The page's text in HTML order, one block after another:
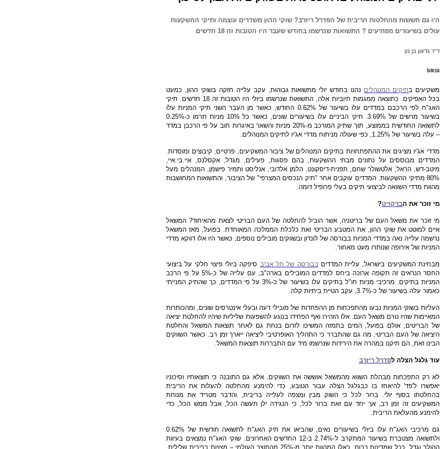
היו גם חששות מהחלטות הריבית של הפדרל ריזרב? שוקי ההון משדרים עוצמה ותיקי ההשקעות
עולים בשיעורים מפתיעים ? התשואות שנרשמו בחודש שעבר היו הטובות זה 18 חדשים
ד"ר גדעון בן נון
5/8/16
משקיעים בתיקים המנוהלים נהנו בחודש יולי מתשואות גבוהות, עקב עלייה חזקה בשוקי ההון, כמעט
בכל האפיקים. כתוצאה ממגמות חיוביות אלה, התשואות שנרשמו ביולי היו הטובות זה 18 חדשים. תיקי
האג"ח לפי הרכבם במדדים עלו בשיעור של 0.62% החודש, כאשר מן העבר השני תיקי המניות עלו
בשיעור מרשים של 3.69%. תיקי הביניים עלו בשיעורים שונים, כאשר כל 10% מניות תרמו כ-0.25%
לתשואה החודשית בממוצע, תוך שתיק המורכב מ-20% מניות והשאר באיגרות חוב על פי הרכבן במדד
– עלה בשיעור של 1.25%, כפי שעולה מניתוח מדדי אג'יו לתיקים המנוהלים.
מדדי אג'יו מציגים את ההתפתחויות בתיקים המנוהלים של ציבור המשקיעים, פרטיים, קיבוצים ומוסדות.
המדדים מבוססים על נתונים מבתי ההשקעות, בהם פסגות, פעילים, מגדל, אקסלנס, איי.בי.איי,
מיטב-דש, הראל, אלטשולר שחם, תפנית-דיסקונט, הלמן אלדובי, אנליסט ותמיר פישמן, המנהלים מעל
80% מתיקי ההשקעות. המדדים עוקבים אחר "תיק הנכסים המצרפי" של הציבור, והתשואות המחושבות
מהוות מדדי השוואה לביצועי תיקים בעלי פרופיל דומה.
מי זוכר את הברקזיט?
מי זוכר את משאל העם של בריטניה, אשר הוביל להחלטה של העם הבריטי לצאת מהאיחוד? המשאל
איים למוטט את שוקי ההון, את המטבע הבריטי ואת כלכלת הממלכה המאוחדת. בפועל, מאז המשאל
נרשמה עלייה נאה במדדי המניות בבורסה של לונדון ובשווקים מובילים נוספים, כאשר היו אלו דווקא מדדי
המניות של אירופה שנותרו מעט מאחור.
מבחינת המשקיעים בישראל, עליית המדדים בבורסה של תל אביב סיפקה ביולי פיצוי חלקי על ביצועי
החסר הנראים זה תקופה ארוכה ביחס למדדים המובילים בארה"ב, עם עלייה של כ-5% על פי הרכב
המניות בתיקים. מרכיבי מניות חו"ל בתיקים עלו בשיעור של כ-3% על פי המדדים, כך שהתיק המנייתי
כאמור עלה בשיעור של כ-3.7%, עקב הטיית ביתיות קלה.
העליות בשוקי המניות נבעו מהתפכחות מן ההפחדות של מובילי דעה ובעלי אינטרסים שונים, ומהכותרות
המאיימות שהיו טרם משאל העם. אלו הזהירו ואף הפחידו בנוגע להשפעות שליליות שיהיו להחלטת יציאה
של הבריטים, אולם בפועל, המים בתמזה המשיכו לזרום בנחת גם לאחר תוצאות המשאל והחלטת
היציאה של העם הבריטי, מה גם שהתברר כי התהליך האופרטיבי ליציאה ייארך זמן רב. כאשר השווקים
הבינו זאת, הם תיקנו במהרה את הירידות שנרשמו מיד עם התבררות תוצאות המשאל.
עוד גלגל הצלה לפדרל ריזרב
לא רק התפכחות מבהלת השווא מהמשאל אוששה את השווקים, אלא גם התובנה כי תוצאותיו וסיכוניו
יאפשרו ל'פד' להיאחז בו כבגלגל הצלה עבור הטובע, כדי להימנע מהחלטה להעלות את הריבית
בהחלטתו בסוף יולי. ברור לכל כי השוק מבין ומצפה לעלייה בריבית, והדבר מטריד את מנוחת
המשקיעים זה זמן רב, אך יחד עם זאת ברור לכל, כי הנגידה ילן תעשה הכל, אבל ממש הכל, כדי
להימנע מהעלאת הריבית.
גם מרכיבי האג"ח עלו ביולי בשיעורים נאים, שהביאו את תיק האג"ח לתשואה חודשית של 0.62%
ולתשואה מצטברת בשיעור המתקרב ל-2.74% ב-12 החדשים האחרונים. שוקי האג"ח נמצאים בעיוות
ההולך וגדל, ככל שמדינות רבות, כאלו המהוות יותר מ-25% מהתוצר העולמי – מצויות בריבית שלילית,